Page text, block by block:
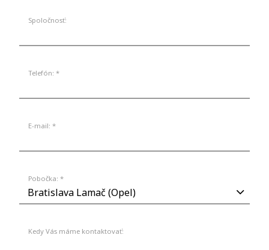
Spoločnosť:
Telefón: *
E-mail: *
Pobočka: *
Kedy Vás máme kontaktovať: